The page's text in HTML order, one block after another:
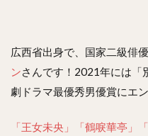
広西省出身で、国家二級俳
ンさんです！2021年には「
劇ドラマ最優秀男優賞にエ
「王女未央」 「鶴唳華亭」